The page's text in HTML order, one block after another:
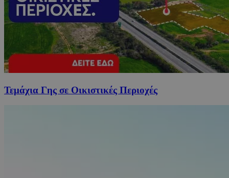
Τεμάχια Γης σε Οικιστικές Περιοχές